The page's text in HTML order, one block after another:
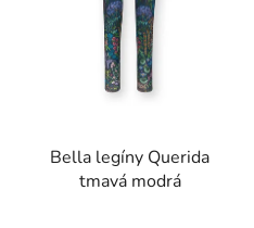
Bella legíny Querida
tmavá modrá